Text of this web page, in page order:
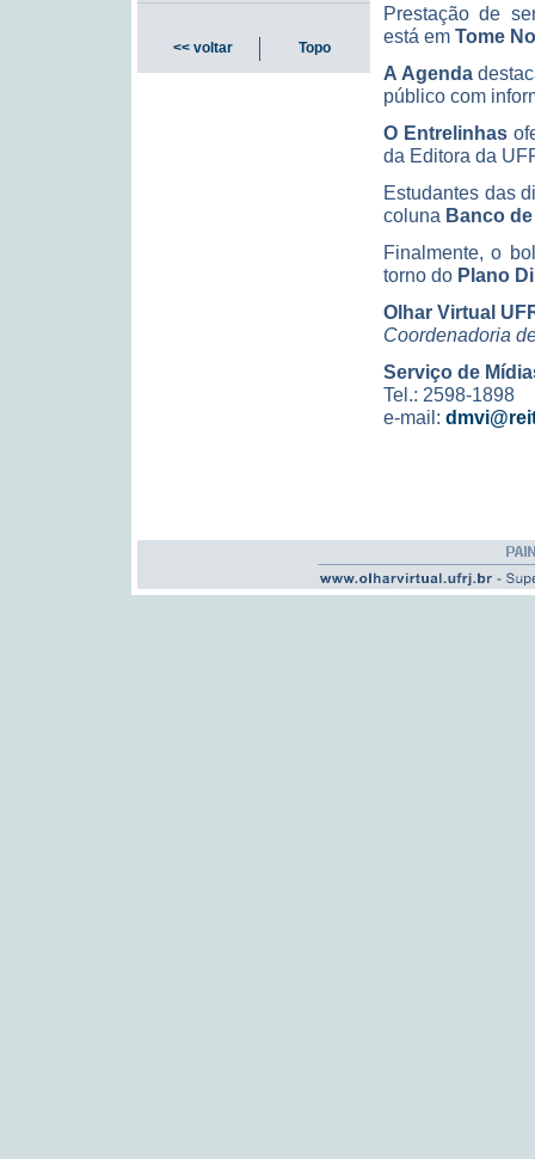
Prestação de
está em Tome
A Agenda
público com
O Entrelinhas
da Editora da
Estudantes das
coluna Banco
Finalmente, o
torno do Plano
Olhar Virtual
Coordenadoria
Serviço de
Tel.: 2598-1898
e-mail:
<< voltar Topo